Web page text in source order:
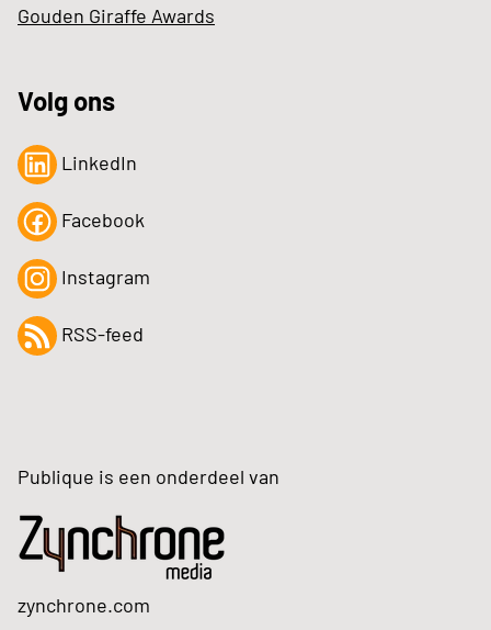
Gouden Giraffe Awards
Volg ons
LinkedIn
Facebook
Instagram
RSS-feed
Publique is een onderdeel van
zynchrone.com